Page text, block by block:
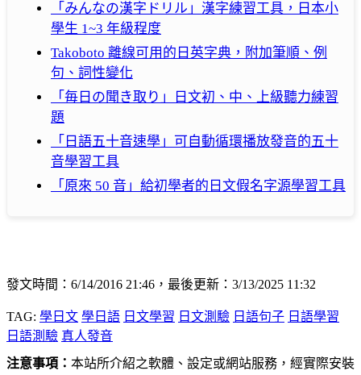
「みんなの漢字ドリル」漢字練習工具，日本小
學生 1~3 年級程度
Takoboto 離線可用的日英字典，附加筆順、例
句、詞性變化
「毎日の聞き取り」日文初、中、上級聽力練習
題
「日語五十音速學」可自動循環播放發音的五十
音學習工具
「原來 50 音」給初學者的日文假名字源學習工具
發文時間：6/14/2016 21:46，最後更新：3/13/2025 11:32
TAG: 學日文 學日語 日文學習 日文測驗 日語句子 日語學習
日語測驗 真人發音
注意事項： 本站所介紹之軟體、設定或網站服務，經實際安裝